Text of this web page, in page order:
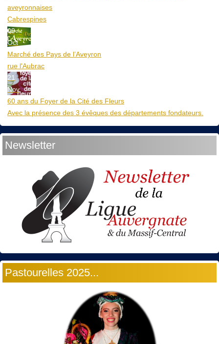
aveyronnaises
Cabrespines
09
Oct
Marché des Pays de l’Aveyron
rue l'Aubrac
21
Nov
60 ans du Foyer de la Cité des Fleurs
Avec la présence des 3 évêques des départements fondateurs.
Newsletter
Pastourelles 2025...